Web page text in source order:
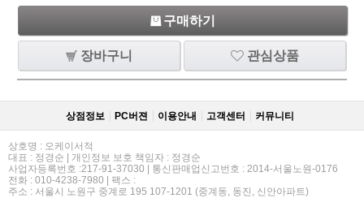
구매하기
장바구니 관심상품
상점정보 PC버젼 이용안내 고객센터 커뮤니티
상호명 : 오케이서적
대표 : 정경순 | 개인정보 보호 책임자 : 정경순
사업자등록번호 :217-91-37030 | 통신판매업신고번호 : 2014-서울노원-0176
전화 : 010-4238-7980 | 팩스 :
주소 : 서울시 노원구 중계로 195 107-1201 (중계동, 동진, 신안아파트)